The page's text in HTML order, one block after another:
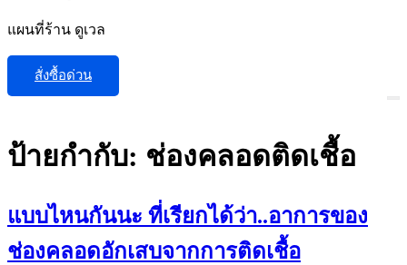
แผนที่ร้าน ดูเวล
สั่งซื้อด่วน
ป้ายกำกับ: ช่องคลอดติดเชื้อ
แบบไหนกันนะ ที่เรียกได้ว่า..อาการของ
ช่องคลอดอักเสบจากการติดเชื้อ